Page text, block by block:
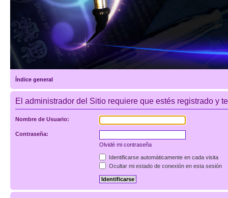
Índice general
El administrador del Sitio requiere que estés registrado y
Nombre de Usuario:
Contraseña:
Olvidé mi contraseña
Identificarse automáticamente en cada visita
Ocultar mi estado de conexión en esta sesión